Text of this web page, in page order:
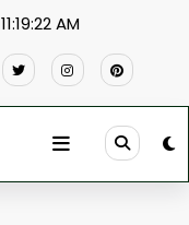
11:19:22 AM